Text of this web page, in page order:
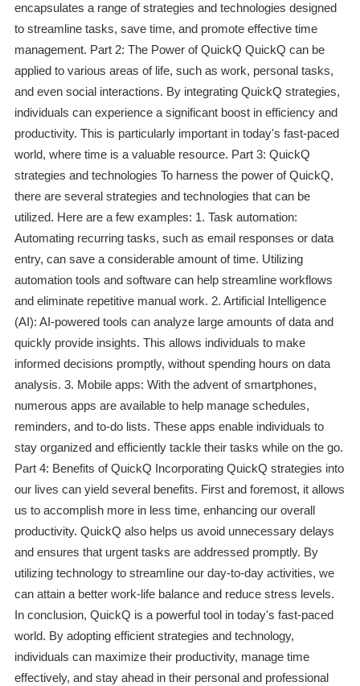
encapsulates a range of strategies and technologies designed
to streamline tasks, save time, and promote effective time
management. Part 2: The Power of QuickQ QuickQ can be
applied to various areas of life, such as work, personal tasks,
and even social interactions. By integrating QuickQ strategies,
individuals can experience a significant boost in efficiency and
productivity. This is particularly important in today's fast-paced
world, where time is a valuable resource. Part 3: QuickQ
strategies and technologies To harness the power of QuickQ,
there are several strategies and technologies that can be
utilized. Here are a few examples: 1. Task automation:
Automating recurring tasks, such as email responses or data
entry, can save a considerable amount of time. Utilizing
automation tools and software can help streamline workflows
and eliminate repetitive manual work. 2. Artificial Intelligence
(AI): AI-powered tools can analyze large amounts of data and
quickly provide insights. This allows individuals to make
informed decisions promptly, without spending hours on data
analysis. 3. Mobile apps: With the advent of smartphones,
numerous apps are available to help manage schedules,
reminders, and to-do lists. These apps enable individuals to
stay organized and efficiently tackle their tasks while on the go.
Part 4: Benefits of QuickQ Incorporating QuickQ strategies into
our lives can yield several benefits. First and foremost, it allows
us to accomplish more in less time, enhancing our overall
productivity. QuickQ also helps us avoid unnecessary delays
and ensures that urgent tasks are addressed promptly. By
utilizing technology to streamline our day-to-day activities, we
can attain a better work-life balance and reduce stress levels.
In conclusion, QuickQ is a powerful tool in today's fast-paced
world. By adopting efficient strategies and technology,
individuals can maximize their productivity, manage time
effectively, and stay ahead in their personal and professional